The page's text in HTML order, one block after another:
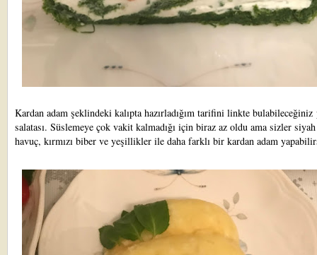
Kardan adam şeklindeki kalıpta hazırladığım tarifini linkte bulabileceğiniz
salatası. Süslemeye çok vakit kalmadığı için biraz az oldu ama sizler
havuç, kırmızı biber ve yeşillikler ile daha farklı bir kardan adam